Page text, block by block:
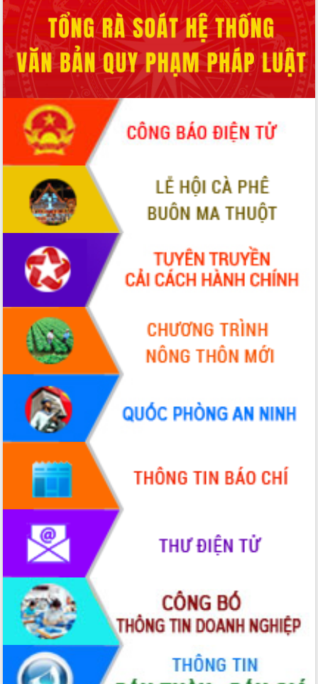
Đắk Lắk sẵn sàng các điều kiện cho
Ngày hội bầu cử đại biểu Quốc hội
khóa XVI và HĐND các cấp nhiệm kỳ
2026-2031
Đảm bảo cuộc bầu cử đại biểu Quốc
hội và đại biểu HĐND các cấp diễn ra
an toàn, hiệu quả, đúng quy định
Thủ tướng Chính phủ Phạm Minh Chính
kiểm tra, chỉ đạo hoàn thành các dự
án cao tốc và thăm khu tái định cư tại
Đắk Lắk
Sôi nổi Hội đua ngựa truyền thống Gò
Thì Thùng mừng Xuân Bính Ngọ 2026
Lãnh đạo tỉnh dâng hương tưởng niệm
tại Đập Đồng Cam đầu Xuân Bính Ngọ
Ngành nông nghiệp phấn đấu tăng
trưởng đạt 5,86% trong năm 2026
UBND tỉnh Đắk Lắk triển khai công tác
quốc phòng, quân sự địa phương năm
Đắk Lắk tập trung toàn lực khắc phục
tồn tại IUU, sẵn sàng làm việc với
Đoàn thanh tra EC
Chủ tịch UBND tỉnh Tạ Anh Tuấn thăm,
chúc mừng các bệnh viện nhân Ngày
Thầy thuốc Việt Nam
Rộn ràng lễ hội truyền thống Sông
nước Đà Nông lần thứ I năm 2026
Kỳ họp Chuyên đề lần thứ Năm, HĐND
tỉnh Đắk Lắk thông qua các nghị quyết
quan trọng
Thống nhất danh sách giới thiệu ứng
cử đại biểu Quốc hội khoá XVI và đại
biểu HĐND tỉnh Đắk Lắk, nhiệm kỳ
2026-2031
Phát động hai phong trào thi đua quan
trọng trong kỷ nguyên mới
Hội nghị lần thứ tư Ban Chỉ đạo công
tác bầu cử tỉnh Đắk Lắk
Hội nghị Báo cáo viên Trung ương
tháng 01/2026
Phó Thủ tướng Hồ Quốc Dũng đánh giá
cao kết quả Chiến dịch Quang Trung
tại Đắk Lắk